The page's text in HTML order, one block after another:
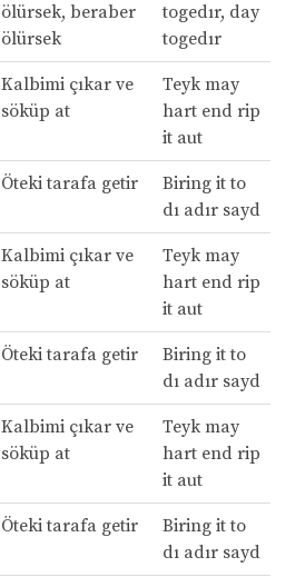
ölürsek, beraber
ölürsek
togedır, day
togedır
Kalbimi çıkar ve
söküp at
Teyk may
hart end rip
it aut
Öteki tarafa getir
Biring it to
dı adır sayd
Kalbimi çıkar ve
söküp at
Teyk may
hart end rip
it aut
Öteki tarafa getir
Biring it to
dı adır sayd
Kalbimi çıkar ve
söküp at
Teyk may
hart end rip
it aut
Öteki tarafa getir
Biring it to
dı adır sayd